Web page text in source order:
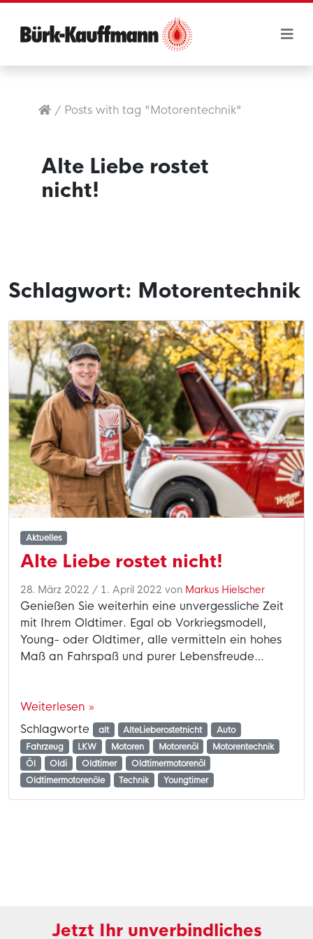
/ Posts with tag "Motorentechnik"
Alte Liebe rostet
nicht!
Schlagwort: Motorentechnik
Aktuelles
Alte Liebe rostet nicht!
28. März 2022 / 1. April 2022 von Markus Hielscher
Genießen Sie weiterhin eine unvergessliche Zeit
mit Ihrem Oldtimer. Egal ob Vorkriegsmodell,
Young- oder Oldtimer, alle vermitteln ein hohes
Maß an Fahrspaß und purer Lebensfreude…
Weiterlesen »
Schlagworte
alt AlteLieberostetnicht
Auto
Fahrzeug
LKW Motoren Motorenöl
Motorentechnik
Öl
Oldi Oldtimer
Oldtimermotorenöl
Oldtimermotorenöle
Technik Youngtimer
Jetzt Ihr unverbindliches